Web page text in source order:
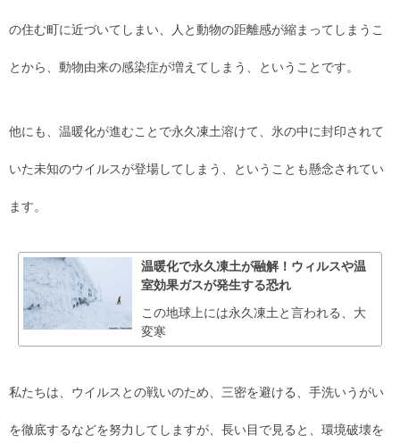
の住む町に近づいてしまい、人と動物の距離感が縮まってしまうこ
とから、動物由来の感染症が増えてしまう、ということです。
他にも、温暖化が進むことで永久凍土溶けて、氷の中に封印されて
いた未知のウイルスが登場してしまう、ということも懸念されてい
ます。
温暖化で永久凍土が融解！ウィルスや温
室効果ガスが発生する恐れ
この地球上には永久凍土と言われる、大
変寒
私たちは、ウイルスとの戦いのため、三密を避ける、手洗いうがい
を徹底するなどを努力してしますが、長い目で見ると、環境破壊を